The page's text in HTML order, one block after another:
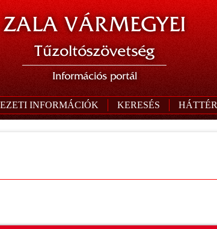
ZALA VÁRMEGYEI
Tűzoltószövetség
Információs portál
INFORMÁCIÓK KERESÉS HÁTTÉR